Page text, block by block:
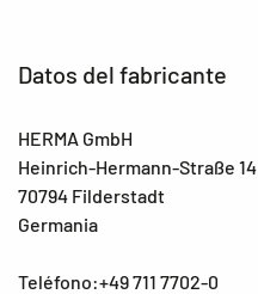
Datos del fabricante
HERMA GmbH
Heinrich-Hermann-Straße 14
70794 Filderstadt
Germania
Teléfono:+49 711 7702-0